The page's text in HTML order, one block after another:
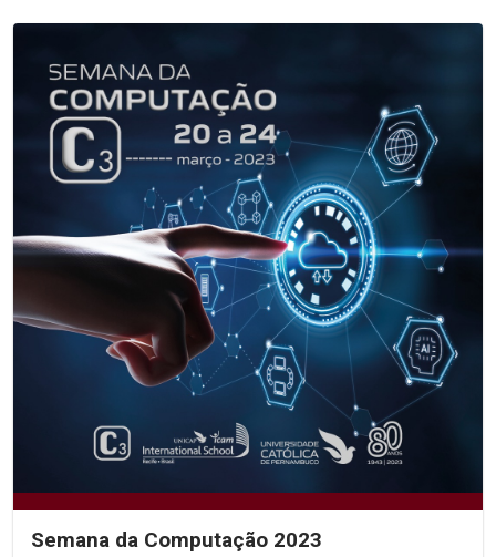
Semana da Computação 2023